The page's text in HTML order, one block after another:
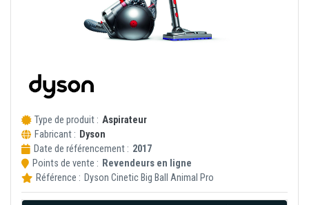
Type de produit : Aspirateur
Fabricant : Dyson
Date de référencement : 2017
Points de vente : Revendeurs en ligne
Référence : Dyson Cinetic Big Ball Animal Pro